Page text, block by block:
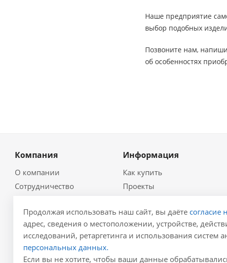
Наше предприятие
выбор подобных
Позвоните нам,
об особенностях
Компания
О компании
Сотрудничество
Контакты
Политика
Реквизиты
Результаты СОУТ
Информация
Как купить
Проекты
Гидравлический
калькулятор
Для проектировщиков
Продолжая использовать наш сайт, вы даёте согласие
адрес, сведения о местоположении, устройстве,
исследований, ретаргетинга и использования
персональных данных.
Если вы не хотите, чтобы ваши данные